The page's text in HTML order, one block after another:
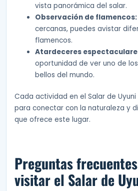
vista panorámica del salar.
Observación de flamencos:
cercanas, puedes avistar
flamencos.
Atardeceres
oportunidad de ver uno de
bellos del mundo.
Cada actividad en el Salar de
para conectar con la naturaleza y
que ofrece este lugar.
Preguntas
visitar el Salar de